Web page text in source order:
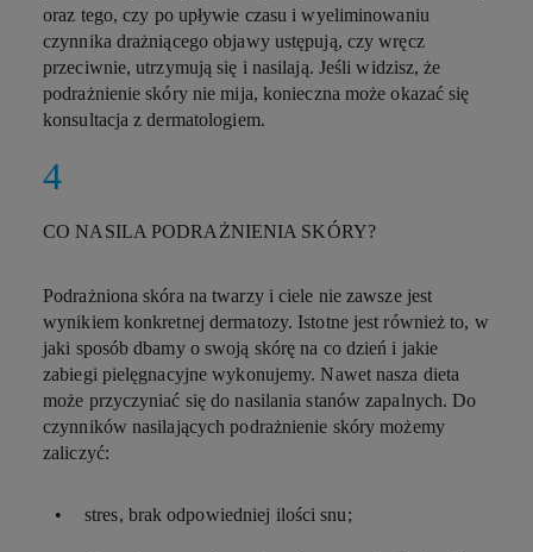
oraz tego, czy po upływie czasu i wyeliminowaniu
czynnika drażniącego objawy ustępują, czy wręcz
przeciwnie, utrzymują się i nasilają. Jeśli widzisz, że
podrażnienie skóry nie mija, konieczna może okazać się
konsultacja z dermatologiem.
CO NASILA PODRAŻNIENIA SKÓRY?
Podrażniona skóra na twarzy i ciele nie zawsze jest
wynikiem konkretnej dermatozy. Istotne jest również to, w
jaki sposób dbamy o swoją skórę na co dzień i jakie
zabiegi pielęgnacyjne wykonujemy. Nawet nasza dieta
może przyczyniać się do nasilania stanów zapalnych. Do
czynników nasilających podrażnienie skóry możemy
zaliczyć:
stres, brak odpowiedniej ilości snu;